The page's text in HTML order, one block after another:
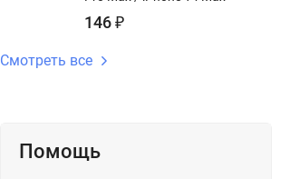
146₽
Смотреть все
Помощь